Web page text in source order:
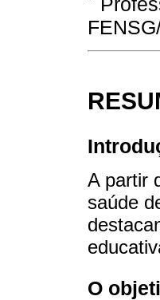
A partir
saúde
O